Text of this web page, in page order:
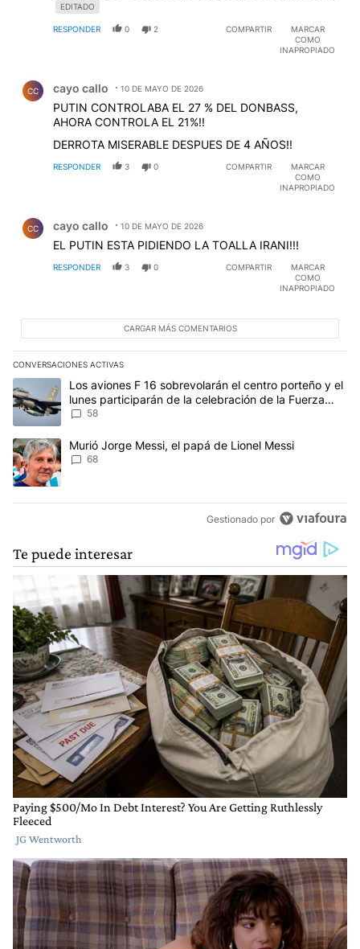
EDITADO
RESPONDER 0 2 COMPARTIR
MARCAR
COMO
INAPROPIADO
CC cayo callo 10 DE MAYO DE 2026
PUTIN CONTROLABA EL 27 % DEL DONBASS,
AHORA CONTROLA EL 21%!!
DERROTA MISERABLE DESPUES DE 4 AÑOS!!
RESPONDER 3 0 COMPARTIR
MARCAR
COMO
INAPROPIADO
CC cayo callo 10 DE MAYO DE 2026
EL PUTIN ESTA PIDIENDO LA TOALLA IRANI!!!
RESPONDER 3 0 COMPARTIR
MARCAR
COMO
INAPROPIADO
CARGAR MÁS COMENTARIOS
CONVERSACIONES ACTIVAS
Este listado muestra los artículos con más comentarios en los
Un artículo de tendencia con el título "Los aviones F 16
Los aviones F 16 sobrevolarán el centro porteño y el
lunes participarán de la celebración de la Fuerza
Aérea
58
Un artículo de tendencia con el título "Murió Jorge Messi, el
Murió Jorge Messi, el papá de Lionel Messi
68
Gestionado por